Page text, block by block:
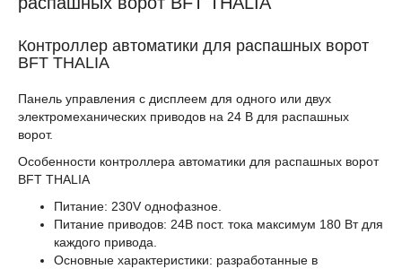
Контроллер автоматики для распашных ворот
BFT THALIA
Панель управления с дисплеем для одного или двух
электромеханических приводов на 24 В для распашных
ворот.
Особенности контроллера автоматики для распашных ворот
BFT THALIA
Питание: 230V однофазное.
Питание приводов: 24В пост. тока максимум 180 Вт для
каждого привода.
Основные характеристики: разработанные в